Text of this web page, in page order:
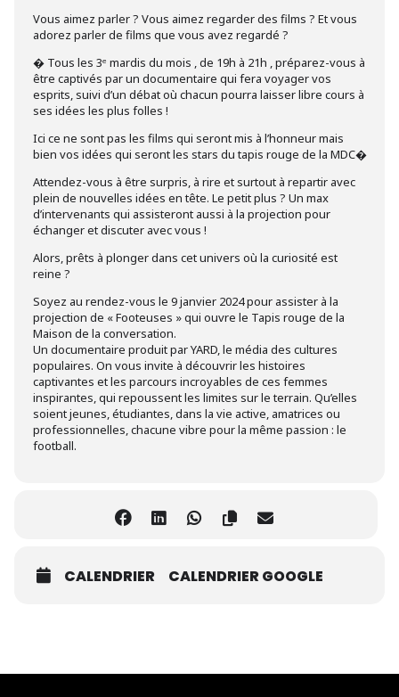
Vous aimez parler ? Vous aimez regarder des films ? Et vous
adorez parler de films que vous avez regardé ?
� Tous les 3ᵉ mardis du mois , de 19h à 21h , préparez-vous à
être captivés par un documentaire qui fera voyager vos
esprits, suivi d’un débat où chacun pourra laisser libre cours à
ses idées les plus folles !
Ici ce ne sont pas les films qui seront mis à l’honneur mais
bien vos idées qui seront les stars du tapis rouge de la MDC�
Attendez-vous à être surpris, à rire et surtout à repartir avec
plein de nouvelles idées en tête. Le petit plus ? Un max
d’intervenants qui assisteront aussi à la projection pour
échanger et discuter avec vous !
Alors, prêts à plonger dans cet univers où la curiosité est
reine ?
Soyez au rendez-vous le 9 janvier 2024 pour assister à la
projection de « Footeuses » qui ouvre le Tapis rouge de la
Maison de la conversation.
Un documentaire produit par YARD, le média des cultures
populaires. On vous invite à découvrir les histoires
captivantes et les parcours incroyables de ces femmes
inspirantes, qui repoussent les limites sur le terrain. Qu’elles
soient jeunes, étudiantes, dans la vie active, amatrices ou
professionnelles, chacune vibre pour la même passion : le
football.
CALENDRIER CALENDRIER GOOGLE